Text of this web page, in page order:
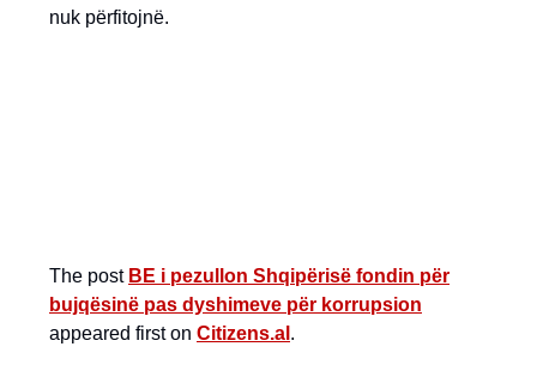
nuk përfitojnë.
The post BE i pezullon Shqipërisë fondin për
bujqësinë pas dyshimeve për korrupsion
appeared first on Citizens.al .